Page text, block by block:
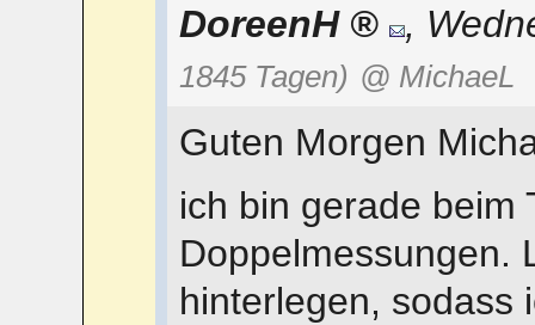
DoreenH ,
1845 Tagen) @ MichaeL
Guten Morgen
ich bin gerade beim
Doppelmessungen.
hinterlegen, sodass